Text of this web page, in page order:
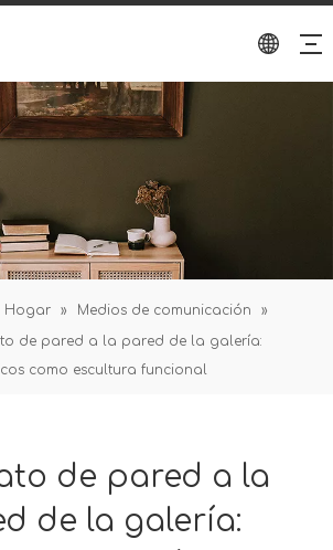
Hogar » Medios de comunicación
»
de pared a la pared de la galería:
como escultura funcional
de pared a la
de la galería: